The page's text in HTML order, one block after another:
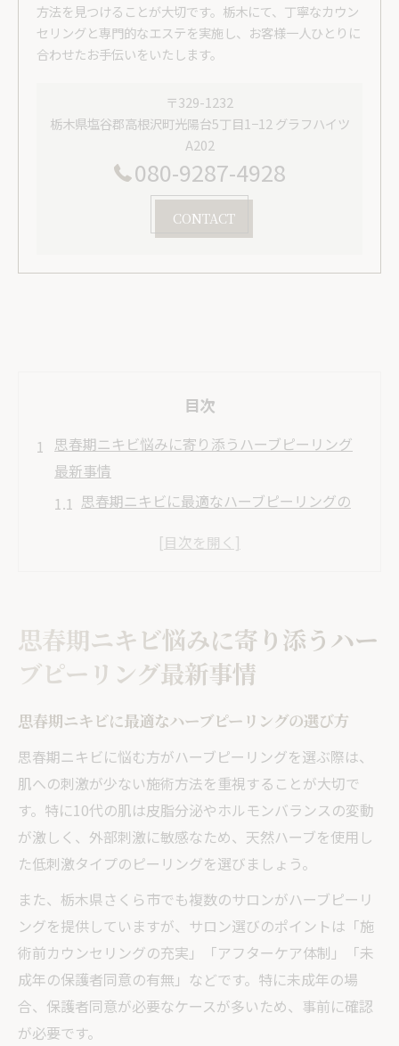
方法を見つけることが大切です。栃木にて、丁寧なカウン
セリングと専門的なエステを実施し、お客様一人ひとりに
合わせたお手伝いをいたします。
〒329-1232
栃木県塩谷郡高根沢町光陽台5丁目1−12 グラフハイツ
A202
080-9287-4928
CONTACT
目次
思春期ニキビ悩みに寄り添うハーブピーリング
最新事情
思春期ニキビに最適なハーブピーリングの
ハーブピーリングが注目される理由と最新
ハーブピーリングの効果と思春期肌の関係
性
ント
年齢と肌状態で選ぶハーブピーリング施術のポ
イント
年齢別ハーブピーリングの適切な受け方
肌状態に合わせたハーブピーリング施術方
法
未成年でも安心できる施術条件と注意事項
思春期ニキビと相性の良いハーブピーリン
グ
年齢とハーブピーリングの安全性の考え方
ニキビがある場合も安心できるハーブピーリン
思春期ニキビ悩みに寄り添うハー
ブピーリング最新事情
思春期ニキビに最適なハーブピーリングの選び方
思春期ニキビに悩む方がハーブピーリングを選ぶ際は、
肌への刺激が少ない施術方法を重視することが大切で
す。特に10代の肌は皮脂分泌やホルモンバランスの変動
が激しく、外部刺激に敏感なため、天然ハーブを使用し
た低刺激タイプのピーリングを選びましょう。
また、栃木県さくら市でも複数のサロンがハーブピーリ
ングを提供していますが、サロン選びのポイントは「施
術前カウンセリングの充実」「アフターケア体制」「未
成年の保護者同意の有無」などです。特に未成年の場
合、保護者同意が必要なケースが多いため、事前に確認
が必要です。